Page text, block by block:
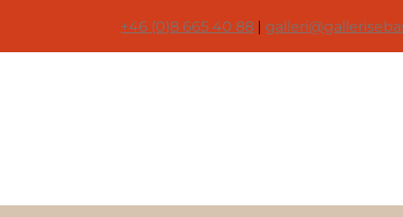
+46 (0)8 665 40 88 |